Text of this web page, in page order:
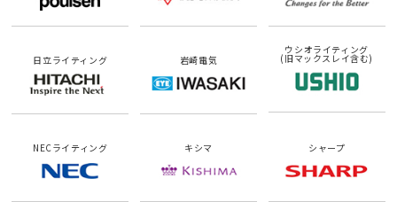
日立ライティング 岩崎電気
ウシオライティング
(旧マックスレイ含む)
NECライティング キシマ シャープ